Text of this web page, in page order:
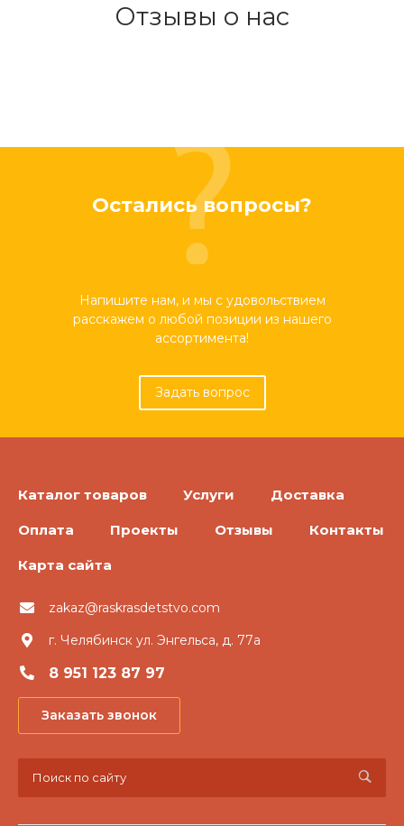
Отзывы о нас
Остались вопросы?
Напишите нам, и мы с удовольствием
расскажем о любой позиции из нашего
ассортимента!
Задать вопрос
Каталог товаров Услуги Доставка
Оплата Проекты Отзывы Контакты
Карта сайта
zakaz@raskrasdetstvo.com
г. Челябинск ул. Энгельса, д. 77а
8 951 123 87 97
Заказать звонок